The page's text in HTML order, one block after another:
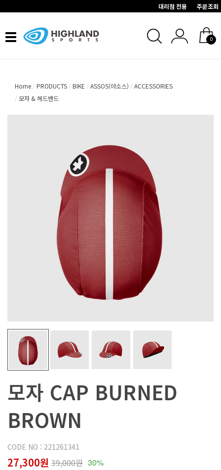
대리점 전용 주문조회
Toggle
navigation
0
Home PRODUCTS BIKE ASSOS(아소스)
ACCESSORIES
모자 & 헤드밴드
모자 CAP BURNED
BROWN
CODE NO : 221261341
27,300원 39,000원 30%